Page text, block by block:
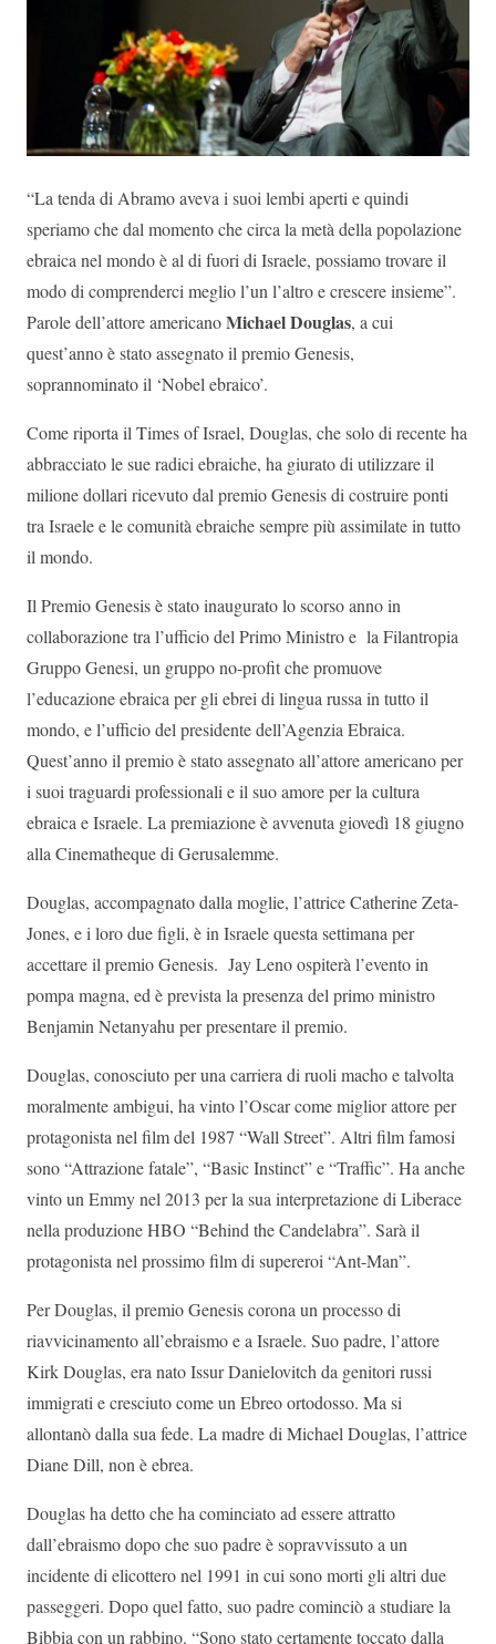
“La tenda di Abramo aveva i suoi lembi aperti e quindi
speriamo che dal momento che circa la metà della popolazione
ebraica nel mondo è al di fuori di Israele, possiamo trovare il
modo di comprenderci meglio l’un l’altro e crescere insieme”.
Parole dell’attore americanoMichael Douglas, a cui
quest’anno è stato assegnato il premio Genesis,
soprannominato il ‘Nobel ebraico’.
Come riporta il Times of Israel, Douglas, che solo di recente ha
abbracciato le sue radici ebraiche, ha giurato di utilizzare il
milione dollari ricevuto dal premio Genesis di costruire ponti
tra Israele e le comunità ebraiche sempre più assimilate in tutto
il mondo.
Il Premio Genesis è stato inaugurato lo scorso anno in
collaborazione tra l’ufficio del Primo Ministro e la Filantropia
Gruppo Genesi, un gruppo no-profit che promuove
l’educazione ebraica per gli ebrei di lingua russa in tutto il
mondo, e l’ufficio del presidente dell’Agenzia Ebraica.
Quest’anno il premio è stato assegnato all’attore americano per
i suoi traguardi professionali e il suo amore per la cultura
ebraica e Israele. La premiazione è avvenuta giovedì 18 giugno
alla Cinematheque di Gerusalemme.
Douglas, accompagnato dalla moglie, l’attrice Catherine Zeta-
Jones, e i loro due figli, è in Israele questa settimana per
accettare il premio Genesis. Jay Leno ospiterà l’evento in
pompa magna, ed è prevista la presenza del primo ministro
Benjamin Netanyahu per presentare il premio.
Douglas, conosciuto per una carriera di ruoli macho e talvolta
moralmente ambigui, ha vinto l’Oscar come miglior attore per
protagonista nel film del 1987 “Wall Street”. Altri film famosi
sono “Attrazione fatale”, “Basic Instinct” e “Traffic”. Ha anche
vinto un Emmy nel 2013 per la sua interpretazione di Liberace
nella produzione HBO “Behind the Candelabra”. Sarà il
protagonista nel prossimo film di supereroi “Ant-Man”.
Per Douglas, il premio Genesis corona un processo di
riavvicinamento all’ebraismo e a Israele. Suo padre, l’attore
Kirk Douglas, era nato Issur Danielovitch da genitori russi
immigrati e cresciuto come un Ebreo ortodosso. Ma si
allontanò dalla sua fede. La madre di Michael Douglas, l’attrice
Diane Dill, non è ebrea.
Douglas ha detto che ha cominciato ad essere attratto
dall’ebraismo dopo che suo padre è sopravvissuto a un
incidente di elicottero nel 1991 in cui sono morti gli altri due
passeggeri. Dopo quel fatto, suo padre cominciò a studiare la
Bibbia con un rabbino. “Sono stato certamente toccato dalla